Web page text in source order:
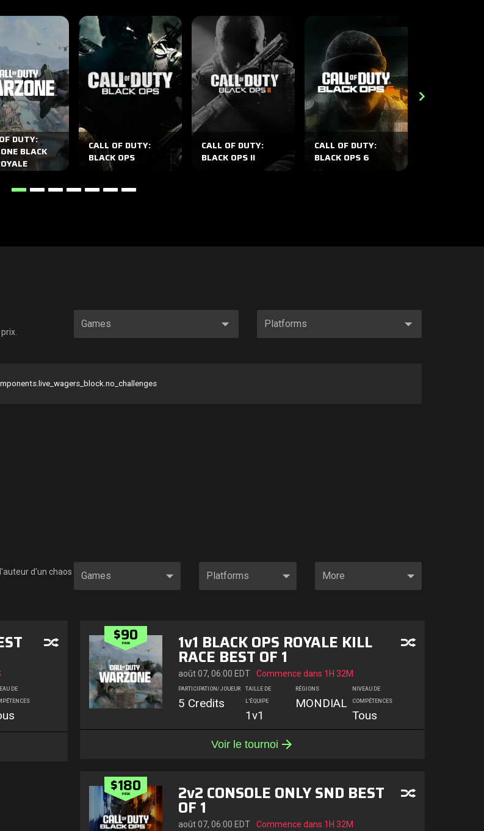
PLATFORM
DUTY:
BLACK
XBOX ONE
PS5
CALL OF DUTY:
BLACK OPS
XBOX ONE
CALL OF DUTY:
BLACK OPS II
CROSS-PLATFORM
CALL OF DUTY:
BLACK OPS 6
d'un chaos
DE
$90
PRIX 1v1 BLACK OPS ROYALE KILL
RACE BEST OF 1
août 07, 06:00 EDT Commence dans 1H 32M
PARTICIPATION/JOUEUR
5 Credits
TAILLE DE
L'ÉQUIPE
1v1
RÉGIONS
MONDIAL
NIVEAU DE
COMPÉTENCES
Tous
Voir le tournoi
$180
PRIX 2v2 CONSOLE ONLY SND BEST
OF 1
août 07, 06:00 EDT Commence dans 1H 32M